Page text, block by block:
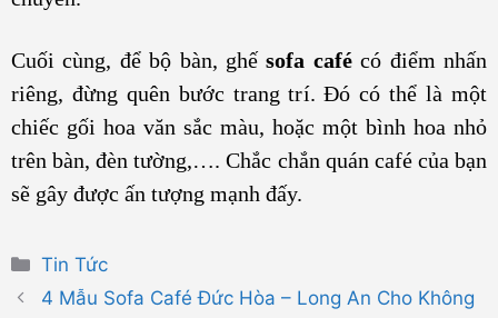
Cuối cùng, để bộ bàn, ghếsofa cafécó điểm nhấn
riêng, đừng quên bước trang trí. Đó có thể là một
chiếc gối hoa văn sắc màu, hoặc một bình hoa nhỏ
trên bàn, đèn tường,…. Chắc chắn quán café của bạn
sẽ gây được ấn tượng mạnh đấy.
Danh
mục
Tin Tức
4 Mẫu Sofa Café Đức Hòa – Long An Cho Không